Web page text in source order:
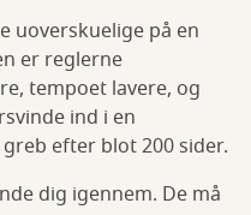
uoverskuelige på en
er reglerne
tempoet lavere, og
ind i en
efter blot 200 sider.
dig igennem. De må